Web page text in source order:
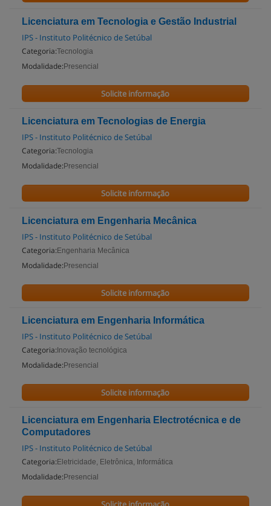
Licenciatura em Tecnologia e Gestão Industrial
IPS - Instituto Politécnico de Setúbal
Categoria:Tecnologia
Modalidade: Presencial
Solicite informação
Licenciatura em Tecnologias de Energia
IPS - Instituto Politécnico de Setúbal
Categoria:Tecnologia
Modalidade: Presencial
Solicite informação
Licenciatura em Engenharia Mecânica
IPS - Instituto Politécnico de Setúbal
Categoria: Engenharia Mecânica
Modalidade: Presencial
Solicite informação
Licenciatura em Engenharia Informática
IPS - Instituto Politécnico de Setúbal
Categoria: Inovação tecnológica
Modalidade: Presencial
Solicite informação
Licenciatura em Engenharia Electrotécnica e de
Computadores
IPS - Instituto Politécnico de Setúbal
Categoria: Eletricidade, Eletrônica, Informática
Modalidade: Presencial